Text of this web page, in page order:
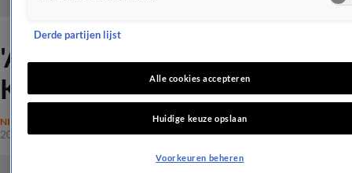
'Al eerder incident met Joost
Klein'
NIEUWS
20 juni 2024, 11:18
Derde partijen lijst
Alle cookies accepteren
Huidige keuze opslaan
Voorkeuren beheren